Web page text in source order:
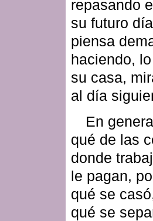
repasando
su futuro
piensa
haciendo,
su casa,
al día
En
qué de las
donde
le pagan,
qué se
qué se